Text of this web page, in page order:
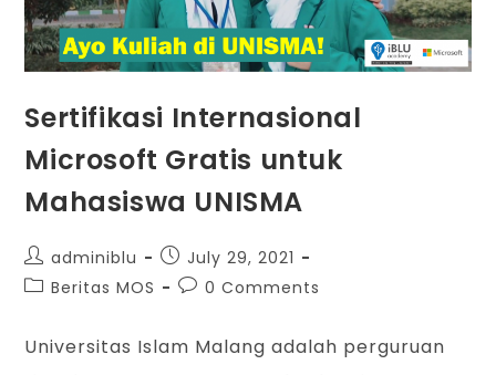
Sertifikasi Internasional
Microsoft Gratis untuk
Mahasiswa UNISMA
adminiblu
July 29, 2021
Beritas MOS
0 Comments
Universitas Islam Malang adalah perguruan